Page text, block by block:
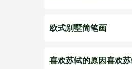
欧式别墅简笔画
喜欢苏轼的原因喜欢